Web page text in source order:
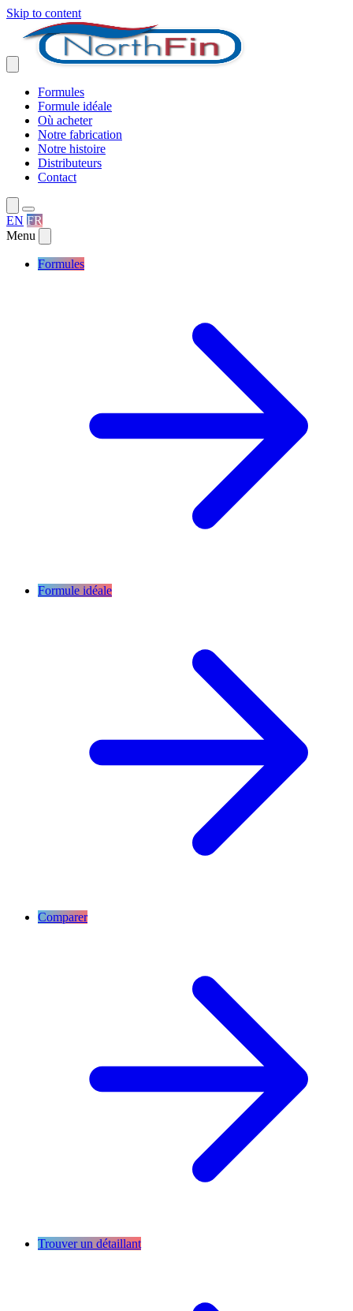
Skip to content
Formules
Formule idéale
Où acheter
Notre fabrication
Notre histoire
Distributeurs
Contact
EN FR
Menu
Formules
Formule idéale
Comparer
Trouver un détaillant